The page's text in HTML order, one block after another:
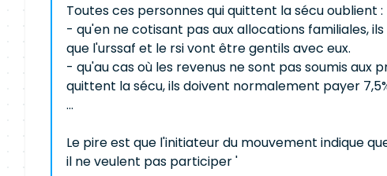
Toutes ces personnes qui quittent la sécu oublient :
- qu'en ne cotisant pas aux allocations familiales,
que l'urssaf et le rsi vont être gentils avec eux.
- qu'au cas où les revenus ne sont pas soumis aux
quittent la sécu, ils doivent normalement payer
...
Le pire est que l'initiateur du mouvement indique
il ne veulent pas participer '